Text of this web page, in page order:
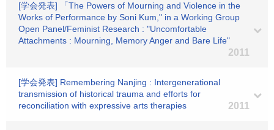
[学会発表] 「The Powers of Mourning and Violence in the
Works of Performance by Soni Kum," in a Working Group
Open Panel/Feminist Research : "Uncomfortable
Attachments : Mourning, Memory Anger and Bare Life"
2011
[学会発表] Remembering Nanjing : Intergenerational
transmission of historical trauma and efforts for
reconciliation with expressive arts therapies
2011